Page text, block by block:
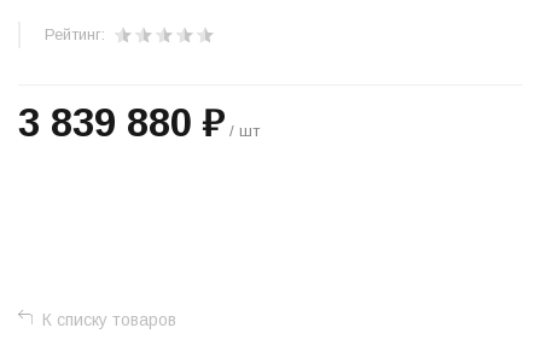
Рейтинг:
3 839 880 ₽ / шт
К списку товаров